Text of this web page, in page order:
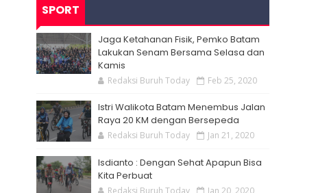
SPORT
Jaga Ketahanan Fisik, Pemko Batam
Lakukan Senam Bersama Selasa dan
Kamis
Redaksi Buruh Today Feb 25, 2020
Istri Walikota Batam Menembus Jalan
Raya 20 KM dengan Bersepeda
Redaksi Buruh Today Jan 21, 2020
Isdianto : Dengan Sehat Apapun Bisa
Kita Perbuat
Redaksi Buruh Today Jan 20, 2020